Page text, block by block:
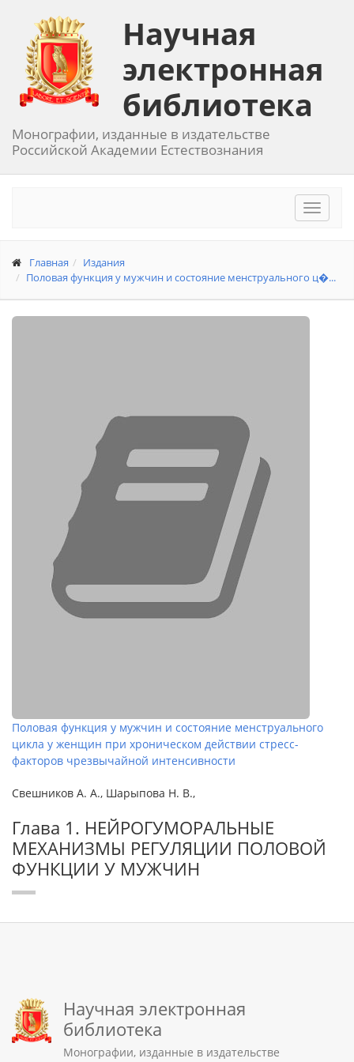
Научная
электронная
библиотека
Монографии, изданные в издательстве
Российской Академии Естествознания
Toggle
Главная
Издания
Половая функция у мужчин и состояние менструального ц�...
Половая функция у мужчин и состояние менструального
цикла у женщин при хроническом действии стресс-
факторов чрезвычайной интенсивности
Свешников А. А., Шарыпова Н. В.,
Глава 1. НЕЙРОГУМОРАЛЬНЫЕ
МЕХАНИЗМЫ РЕГУЛЯЦИИ ПОЛОВОЙ
ФУНКЦИИ У МУЖЧИН
Научная электронная
библиотека
Монографии, изданные в издательстве